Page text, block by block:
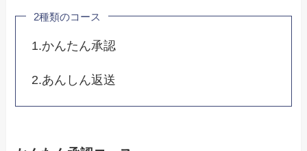
2種類のコース
1.かんたん承認
2.あんしん返送